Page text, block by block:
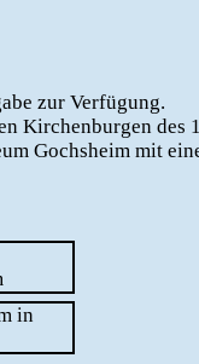
zur Verfügung.
Kirchenburgen des
Gochsheim mit